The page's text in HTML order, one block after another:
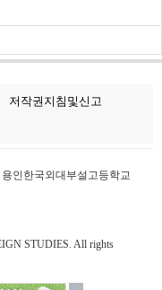
저작권지침및신고
인한국외대부설고등학교
STUDIES. All rights